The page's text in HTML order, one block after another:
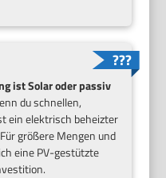
ist Solar oder passiv
du schnellen,
ein elektrisch beheizter
größere Mengen und
eine PV-gestützte